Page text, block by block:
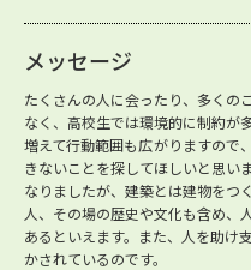
メッセージ
たくさんの人に会ったり、多くの
なく、高校生では環境的に制約が
増えて行動範囲も広がりますので
きないことを探してほしいと思い
なりましたが、建築とは建物をつ
人、その場の歴史や文化も含め、
あるといえます。また、人を助け
かされているのです。